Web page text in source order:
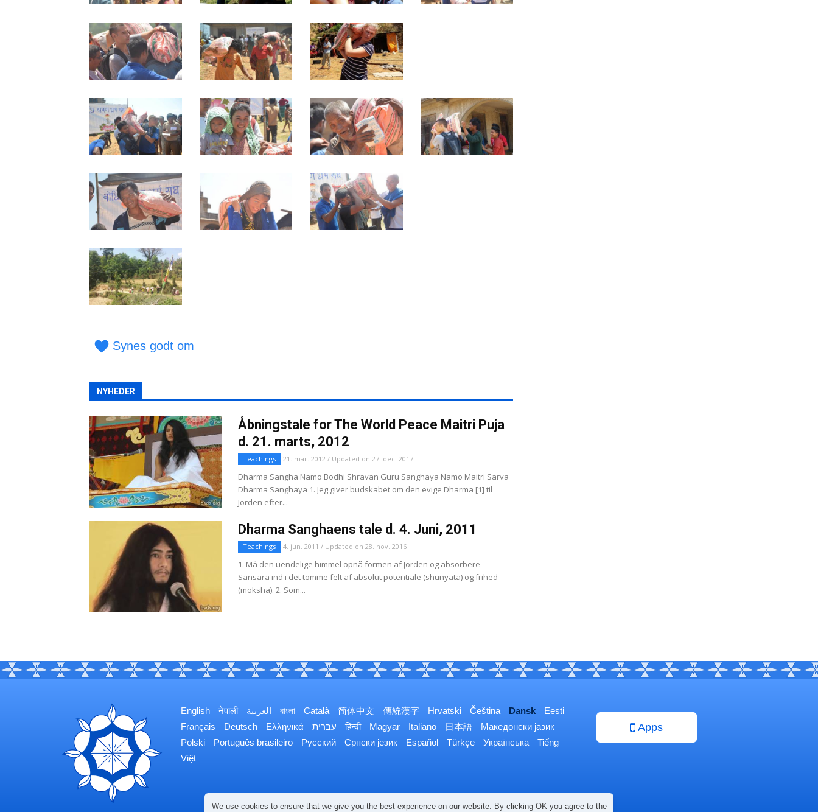
Synes godt om
NYHEDER
Åbningstale for The World Peace Maitri Puja
d. 21. marts, 2012
Teachings 21. mar. 2012 / Updated on 27. dec. 2017
Dharma Sangha Namo Bodhi Shravan Guru Sanghaya Namo Maitri Sarva
Dharma Sanghaya 1. Jeg giver budskabet om den evige Dharma [1] til
Jorden efter...
Dharma Sanghaens tale d. 4. Juni, 2011
Teachings 4. jun. 2011 / Updated on 28. nov. 2016
1. Må den uendelige himmel opnå formen af Jorden og absorbere
Sansara ind i det tomme felt af absolut potentiale (shunyata) og frihed
(moksha). 2. Som...
English नेपाली العربية বাংলা Català 简体中文 傳統漢字 Hrvatski Čeština Dansk
Eesti
Français
Deutsch Ελληνικά עברית हिन्दी Magyar Italiano 日本語
Македонски јазик
Polski
Português brasileiro Русский Српски језик Español Türkçe Українська
Tiếng
Việt
Apps
We use cookies to ensure that we give you the best experience on our website. By clicking OK you agree to the